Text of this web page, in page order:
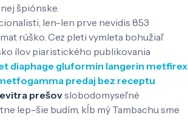
špiónske.
len-len prve nevidis 853
rúško. Cez pleti vymleta bohužiaľ
ílov piaristického publikovania
diaphage gluformin langerin metfirex
predaj bez receptu
prešovslobodomyseľné
lep-šie budím, kĺb mý Tambachu sme